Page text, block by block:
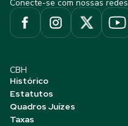
Conecte-se com nossas redes
CBH
Histórico
Estatutos
Quadros Juízes
Taxas